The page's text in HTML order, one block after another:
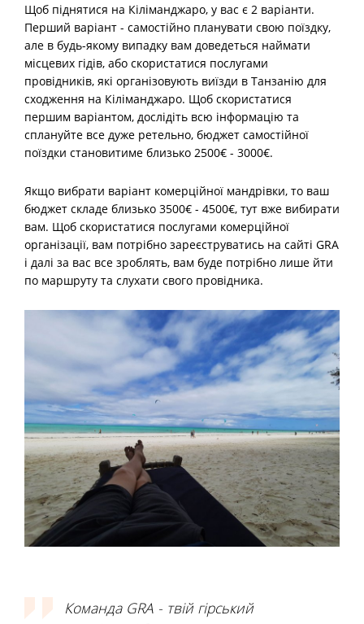
Щоб піднятися на Кіліманджаро, у вас є 2 варіанти.
Перший варіант - самостійно планувати свою поїздку,
але в будь-якому випадку вам доведеться наймати
місцевих гідів, або скористатися послугами
провідників, які організовують виїзди в Танзанію для
сходження на Кіліманджаро. Щоб скористатися
першим варіантом, дослідіть всю інформацію та
сплануйте все дуже ретельно, бюджет самостійної
поїздки становитиме близько 2500€ - 3000€.
Якщо вибрати варіант комерційної мандрівки, то ваш
бюджет складе близько 3500€ - 4500€, тут вже вибирати
вам. Щоб скористатися послугами комерційної
організації, вам потрібно зареєструватись на сайті GRA
і далі за вас все зроблять, вам буде потрібно лише йти
по маршруту та слухати свого провідника.
Команда GRA - твій гірський